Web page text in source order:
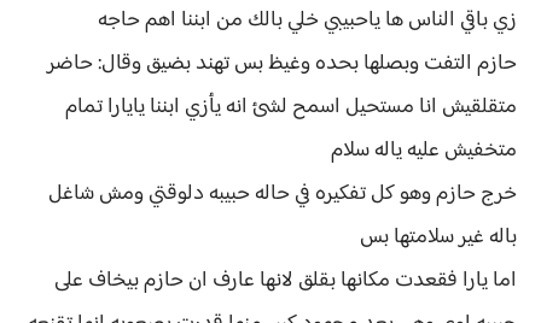
زي باقي الناس ها ياحبيبي خلي بالك من ابننا اهم حاجه
حازم التفت وبصلها بحده وغيظ بس تهند بضيق وقال: حاضر
متقلقيش انا مستحيل اسمح لشئ انه يأزي ابننا يايارا تمام
متخفيش عليه ياله سلام
خرج حازم وهو كل تفكيره في حاله حبيبه دلوقتي ومش شاغل
باله غير سلامتها بس
اما يارا فقعدت مكانها بقلق لانها عارف ان حازم بيخاف على